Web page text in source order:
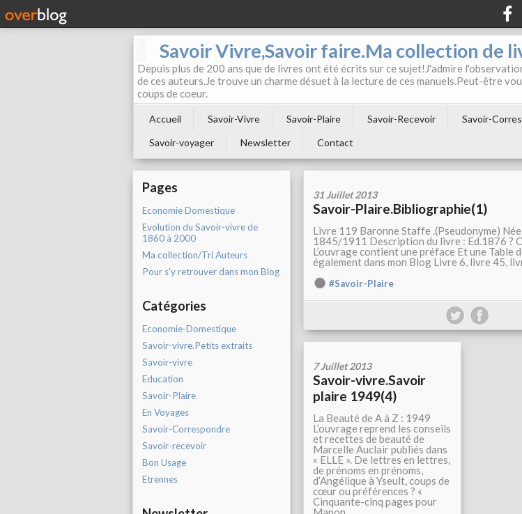
Savoir Vivre,Savoir faire.Ma collection de
Depuis plus de 200 ans que de livres ont été écrits sur ce sujet!J'admire
de ces auteurs.Je trouve un charme désuet à la lecture de ces manuels.Peut-être
coups de coeur.
Accueil Savoir-Vivre Savoir-Plaire Savoir-Recevoir Savoir-
Savoir-voyager
Newsletter Contact
Pages
Economie Domestique
Evolution du Savoir-vivre de
1860 à 2000
Ma collection/Tri Auteurs
Pour s'y retrouver dans mon Blog
Catégories
Economie-Domestique
Savoir-vivre.Petits extraits
Savoir-vivre
Education
Savoir-Plaire
En Voyages
Savoir-Correspondre
Savoir-recevoir
Bon Usage
Etrennes
31 Juillet 2013
Savoir-Plaire.Bibliographie(1)
Livre 119 Baronne Staffe .(Pseudonyme)
1845/1911 Description du livre : Ed.1876 ?
L’ouvrage contient une préface Et une Table
également dans mon Blog Livre 6, livre 45,
#Savoir-Plaire
7 Juillet 2013
Savoir-vivre.Savoir
plaire 1949(4)
La Beauté de A à Z : 1949
L’ouvrage reprend les conseils
et recettes de beauté de
Marcelle Auclair publiés dans
« ELLE ». De lettres en lettres,
de prénoms en prénoms,
d’Angélique à Yseult, coups de
cœur ou préférences ? «
Cinquante-cinq pages pour